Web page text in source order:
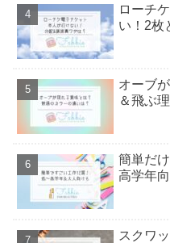
ローチ
い！2枚
オーブ
＆飛ぶ
簡単だ
高学年
スクワ